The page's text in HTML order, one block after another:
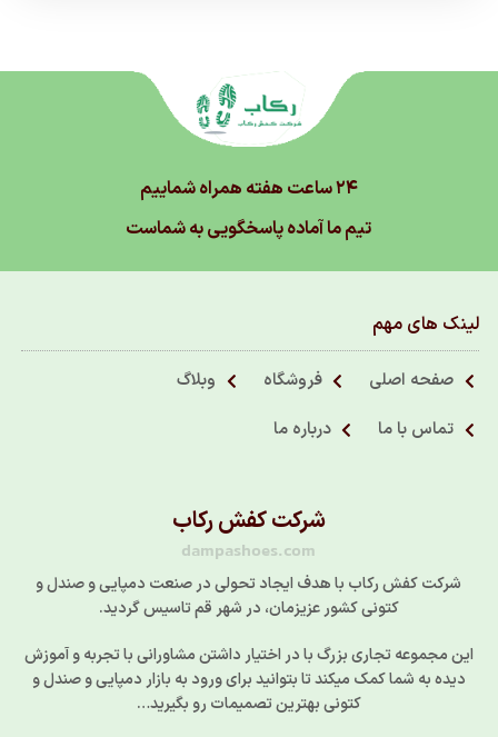
۲۴ ساعت هفته همراه شماییم
تیم ما آماده پاسخگویی به شماست
لینک های مهم
صفحه اصلی فروشگاه
وبلاگ
تماس با ما
درباره ما
شرکت کفش رکاب
dampashoes.com
شرکت کفش رکاب با هدف ایجاد تحولی در صنعت دمپایی و صندل و
کتونی کشور عزیزمان، در شهر قم تاسیس گردید.
این مجموعه تجاری بزرگ با در اختیار داشتن مشاورانی با تجربه و آموزش
دیده به شما کمک میکند تا بتوانید برای ورود به بازار دمپایی و صندل و
کتونی بهترین تصمیمات رو بگیرید…